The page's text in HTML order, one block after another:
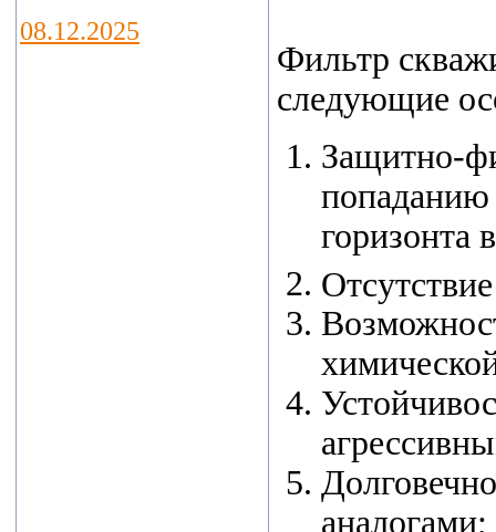
08.12.2025
Фильтр
следующие
Защитно-
попаданию
горизонта
аналогами;